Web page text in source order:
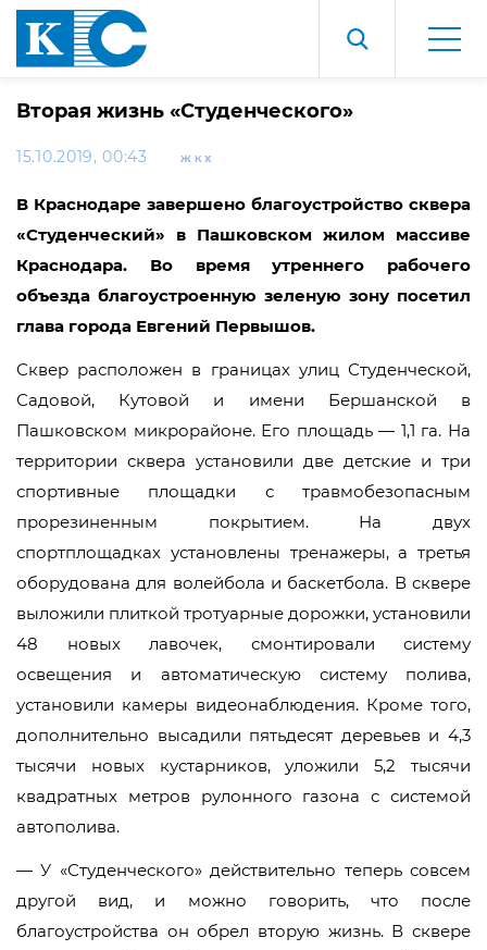
Вторая жизнь «Студенческого»
15.10.2019, 00:43 ЖКХ
В Краснодаре завершено благоустройство сквера
«Студенческий» в Пашковском жилом массиве
Краснодара. Во время утреннего рабочего
объезда благоустроенную зеленую зону посетил
глава города Евгений Первышов.
Сквер расположен в границах улиц Студенческой,
Садовой, Кутовой и имени Бершанской в
Пашковском микрорайоне. Его площадь — 1,1 га. На
территории сквера установили две детские и три
спортивные площадки с травмобезопасным
прорезиненным покрытием. На двух
спортплощадках установлены тренажеры, а третья
оборудована для волейбола и баскетбола. В сквере
выложили плиткой тротуарные дорожки, установили
48 новых лавочек, смонтировали систему
освещения и автоматическую систему полива,
установили камеры видеонаблюдения. Кроме того,
дополнительно высадили пятьдесят деревьев и 4,3
тысячи новых кустарников, уложили 5,2 тысячи
квадратных метров рулонного газона с системой
автополива.
— У «Студенческого» действительно теперь совсем
другой вид, и можно говорить, что после
благоустройства он обрел вторую жизнь. В сквере